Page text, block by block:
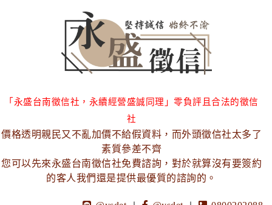
「永盛台南徵信社，永續經營盛誠同理」零負評且合法的徵信
社
價格透明親民又不亂加價不給假資料，而外頭徵信社太多了
素質參差不齊
您可以先來永盛台南徵信社免費諮詢，對於就算沒有要簽約
的客人我們還是提供最優質的諮詢的。